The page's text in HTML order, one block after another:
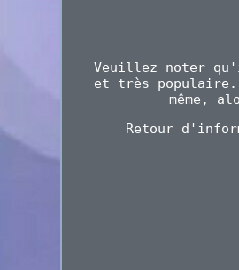
Veuillez noter
et très
même,
Retour